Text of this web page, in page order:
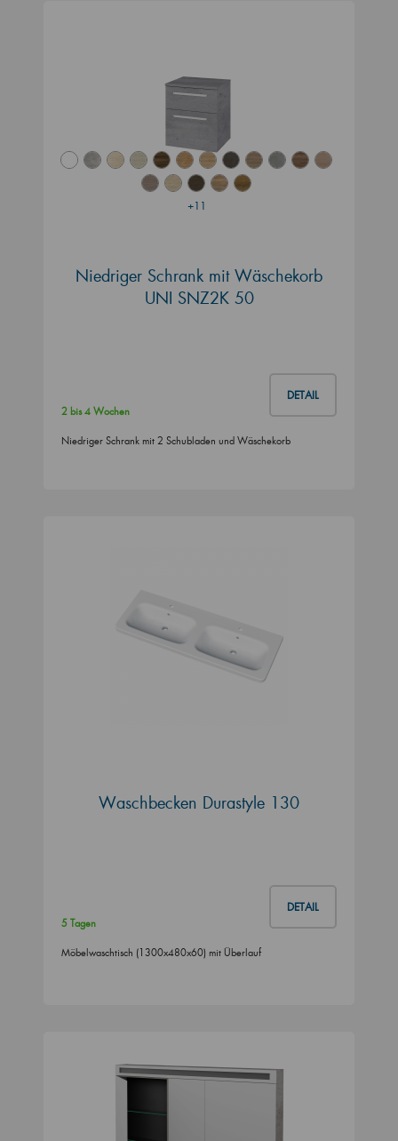
+11
Niedriger Schrank mit Wäschekorb
UNI SNZ2K 50
DETAIL
2 bis 4 Wochen
Niedriger Schrank mit 2 Schubladen und Wäschekorb
Waschbecken Durastyle 130
DETAIL
5 Tagen
Möbelwaschtisch (1300x480x60) mit Überlauf